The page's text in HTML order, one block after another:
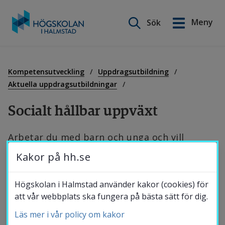
innehåll
Sök
Meny
Kompetensutveckling
Uppdragsutbildning
Aktuella uppdragsutbildningar
Socialt hållbar uppväxt
Arbetar du med barn och unga och vill
utveckla dina sociologiska kunskaper om
uppväxtvillkor i det svenska samhället?
Högskolan i Halmstad erbjuder möjlighet till
en kurs som ökar förståelsen av principer
som kan bidra till en socialt hållbar uppväxt,
English
Utbildning
Forskning
Samverkan
Om Högskolan
Kakor på hh.se
Högskolan i Halmstad använder kakor (cookies) för
att vår webbplats ska fungera på bästa sätt för dig.
Läs mer i vår policy om kakor